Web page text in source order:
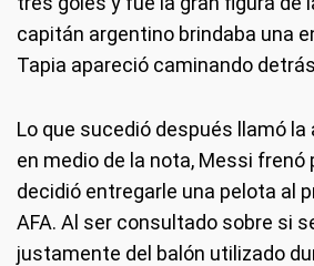
capitán argentino brindaba una
Tapia apareció caminando
Lo que sucedió después llamó
en medio de la nota, Messi frenó
decidió entregarle una pelota al
AFA. Al ser consultado sobre si
justamente del balón utilizado